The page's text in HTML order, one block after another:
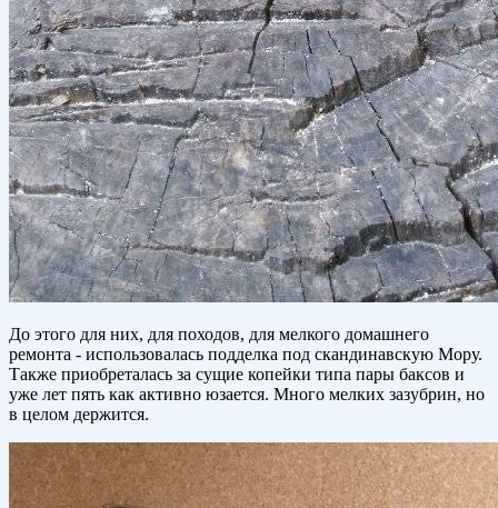
До этого для них, для походов, для мелкого домашнего
ремонта - использовалась подделка под скандинавскую Мору.
Также приобреталась за сущие копейки типа пары баксов и
уже лет пять как активно юзается. Много мелких зазубрин, но
в целом держится.